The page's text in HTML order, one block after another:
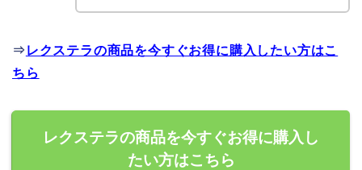
⇒ レクステラの商品を今すぐお得に購入したい方はこ
ちら
レクステラの商品を今すぐお得に購入し
たい方はこちら